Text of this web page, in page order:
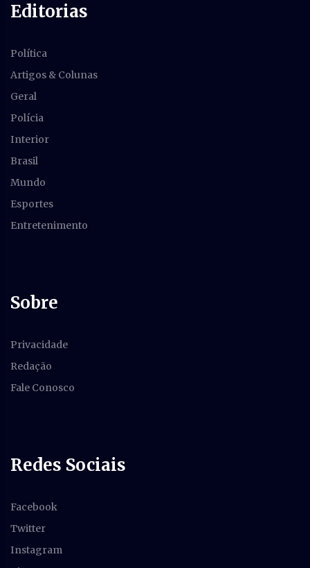
Editorias
Política
Artigos & Colunas
Geral
Polícia
Interior
Brasil
Mundo
Esportes
Entretenimento
Sobre
Privacidade
Redação
Fale Conosco
Redes Sociais
Facebook
Twitter
Instagram